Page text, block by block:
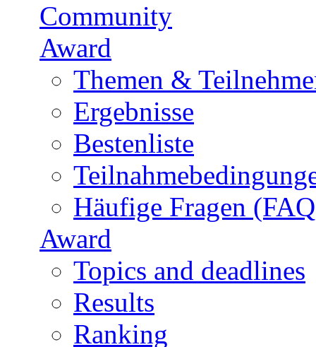
Community
Award
Themen &
Ergebnisse
Bestenliste
Häufige Fragen
Award
Topics and deadlines
Results
Ranking